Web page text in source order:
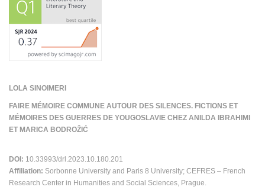
LOLA SINOIMERI
FAIRE MÉMOIRE COMMUNE AUTOUR DES SILENCES. FICTIONS ET
MÉMOIRES DES GUERRES DE YOUGOSLAVIE CHEZ ANILDA IBRAHIMI
ET MARICA BODROŽIĆ
DOI: 10.33993/drl.2023.10.180.201
Affiliation: Sorbonne University and Paris 8 University; CEFRES – French
Research Center in Humanities and Social Sciences, Prague.